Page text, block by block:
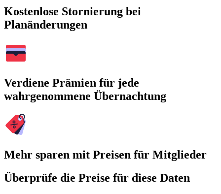
Kostenlose Stornierung bei
Planänderungen
Verdiene Prämien für jede
wahrgenommene Übernachtung
Mehr sparen mit Preisen für Mitglieder
Überprüfe die Preise für diese Daten